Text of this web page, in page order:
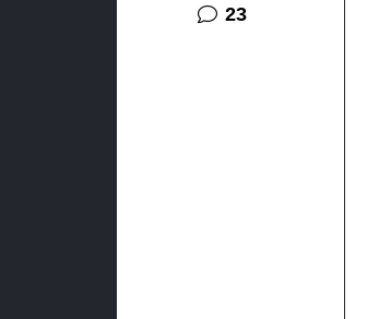
23komentara